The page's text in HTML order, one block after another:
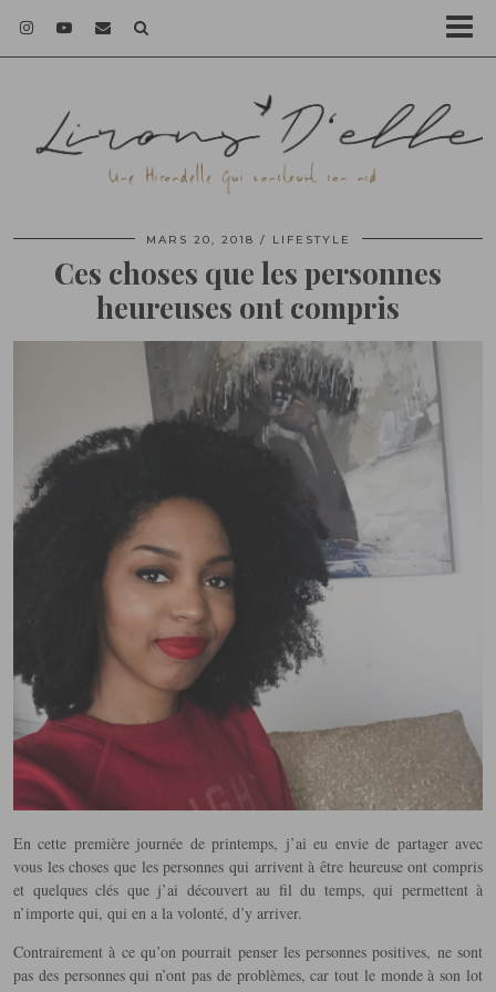
MARS 20, 2018 LIFESTYLE
Ces choses que les personnes
heureuses ont compris
En cette première journée de printemps, j’ai eu envie de partager avec
vous les choses que les personnes qui arrivent à être heureuse ont compris
et quelques clés que j’ai découvert au fil du temps, qui permettent à
n’importe qui, qui en a la volonté, d’y arriver.
Contrairement à ce qu’on pourrait penser les personnes positives, ne sont
pas des personnes qui n’ont pas de problèmes, car tout le monde à son lot